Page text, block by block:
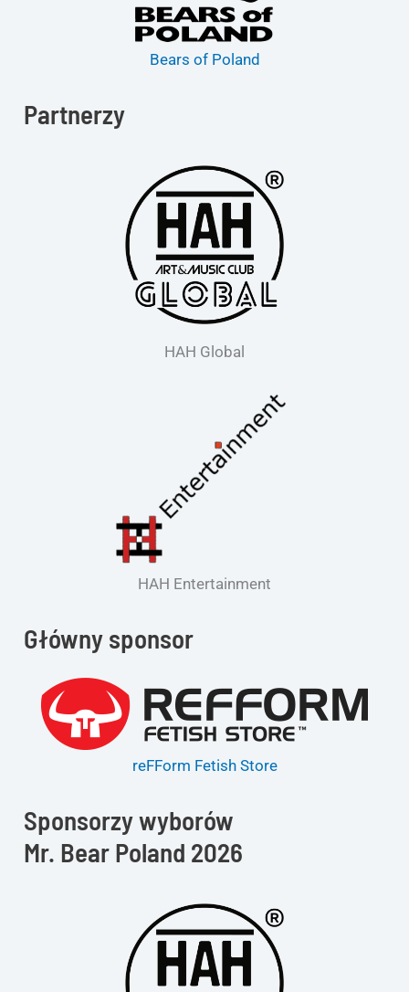
Bears of Poland
Partnerzy
HAH Global
HAH Entertainment
Główny sponsor
reFForm Fetish Store
Sponsorzy wyborów
Mr. Bear Poland 2026